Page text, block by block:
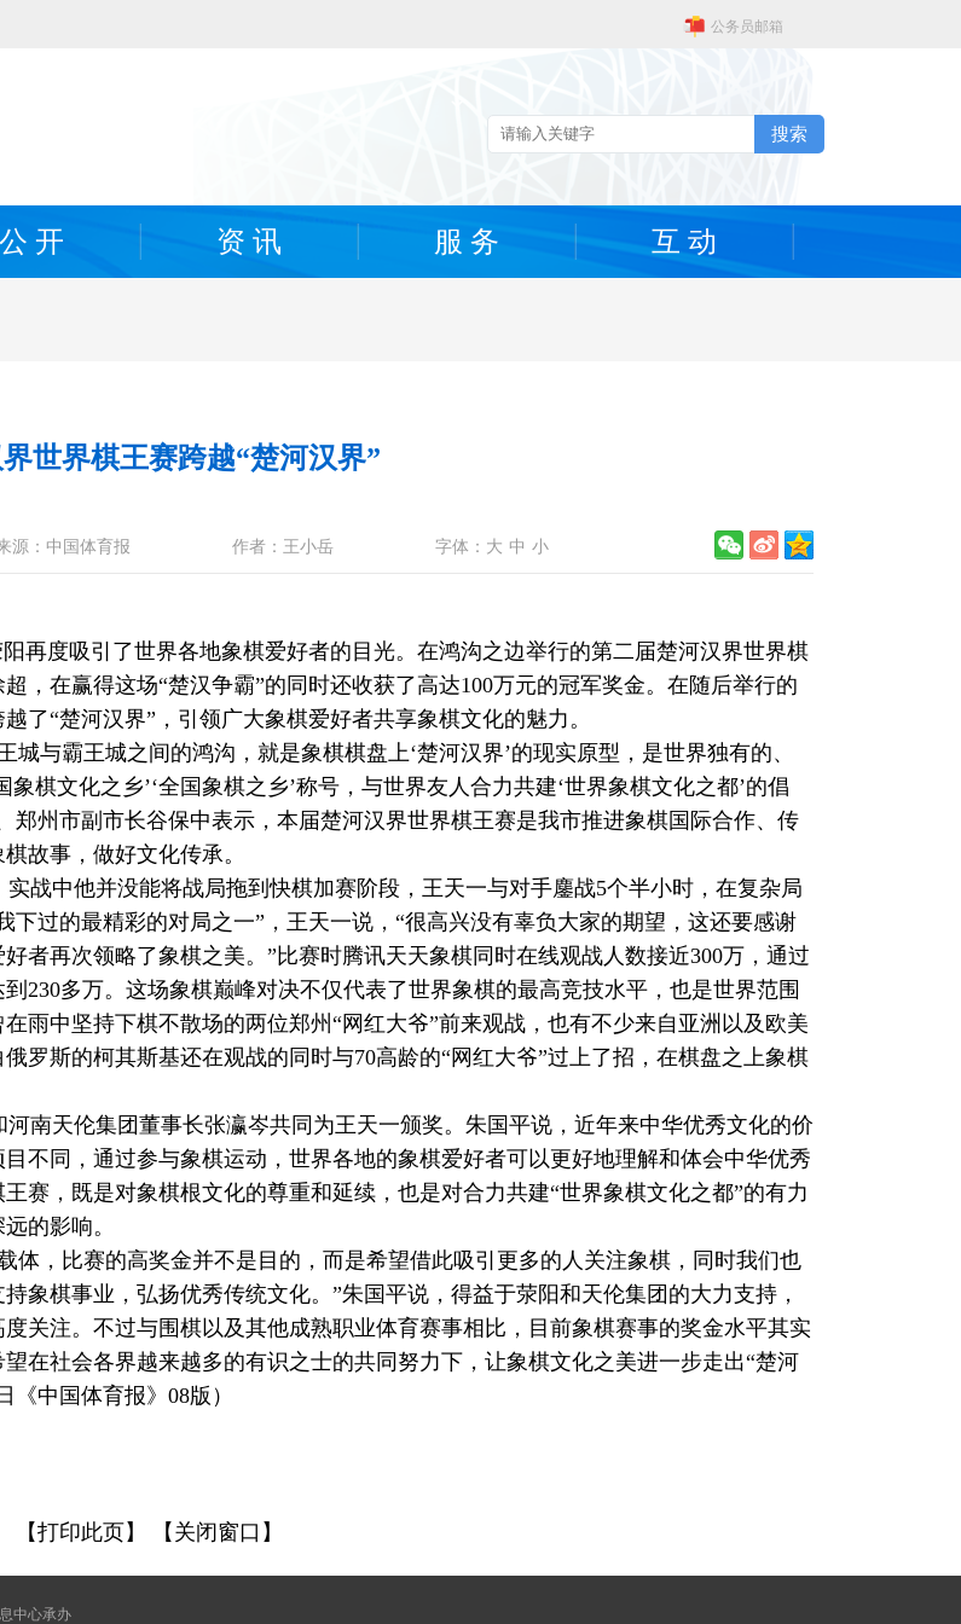
公务员邮箱
搜索
公 开 资 讯 服 务 互 动
世界棋王赛跨越“楚河汉界”
源：中国体育报 作者：王小岳 字体： 大 中 小
度吸引了世界各地象棋爱好者的目光。在鸿沟之边举行的第二届楚河汉界世界棋
，在赢得这场“楚汉争霸”的同时还收获了高达100万元的冠军奖金。在随后举行的
了“楚河汉界”，引领广大象棋爱好者共享象棋文化的魅力。
与霸王城之间的鸿沟，就是象棋棋盘上‘楚河汉界’的现实原型，是世界独有的、
棋文化之乡’‘全国象棋之乡’称号，与世界友人合力共建‘世界象棋文化之都’的倡
郑州市副市长谷保中表示，本届楚河汉界世界棋王赛是我市推进象棋国际合作、传
故事，做好文化传承。
战中他并没能将战局拖到快棋加赛阶段，王天一与对手鏖战5个半小时，在复杂局
过的最精彩的对局之一”，王天一说，“很高兴没有辜负大家的期望，这还要感谢
者再次领略了象棋之美。”比赛时腾讯天天象棋同时在线观战人数接近300万，通过
230多万。这场象棋巅峰对决不仅代表了世界象棋的最高竞技水平，也是世界范围
雨中坚持下棋不散场的两位郑州“网红大爷”前来观战，也有不少来自亚洲以及欧美
罗斯的柯其斯基还在观战的同时与70高龄的“网红大爷”过上了招，在棋盘之上象棋
南天伦集团董事长张瀛岑共同为王天一颁奖。朱国平说，近年来中华优秀文化的价
不同，通过参与象棋运动，世界各地的象棋爱好者可以更好地理解和体会中华优秀
赛，既是对象棋根文化的尊重和延续，也是对合力共建“世界象棋文化之都”的有力
的影响。
，比赛的高奖金并不是目的，而是希望借此吸引更多的人关注象棋，同时我们也
象棋事业，弘扬优秀传统文化。”朱国平说，得益于荥阳和天伦集团的大力支持，
关注。不过与围棋以及其他成熟职业体育赛事相比，目前象棋赛事的奖金水平其实
在社会各界越来越多的有识之士的共同努力下，让象棋文化之美进一步走出“楚河
中国体育报》08版）
【打印此页】 【关闭窗口】
中心承办